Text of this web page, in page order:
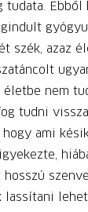
tudata. Ebből
szék, azaz
életbe nem
tudni
ami
lassítani